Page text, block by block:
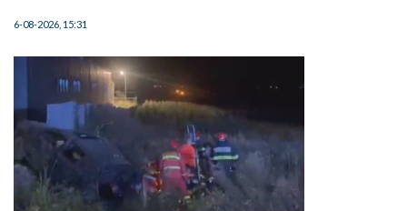
6-08-2026, 15:31